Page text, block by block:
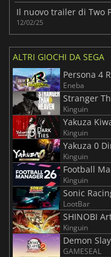
12/02/25
ALTRI GIOCHI DA SEGA
Persona 4
Eneba
Stranger
Kinguin
Yakuza
Kinguin
Yakuza 0
Kinguin
Football
Kinguin
Sonic
LootBar
SHINOBI
Kinguin
GAMESEAL